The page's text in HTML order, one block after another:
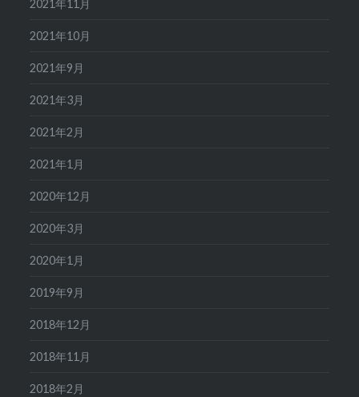
2021年11月
2021年10月
2021年9月
2021年3月
2021年2月
2021年1月
2020年12月
2020年3月
2020年1月
2019年9月
2018年12月
2018年11月
2018年2月